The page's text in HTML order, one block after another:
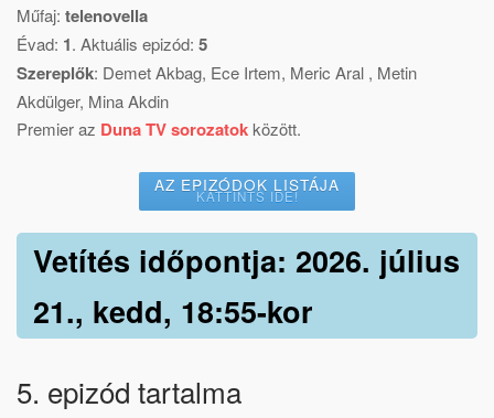
Műfaj: telenovella
Évad: 1. Aktuális epizód: 5
Szereplők: Demet Akbag, Ece Irtem, Meric Aral , Metin
Akdülger, Mina Akdin
Premier az Duna TV sorozatok között.
AZ EPIZÓDOK LISTÁJA
KATTINTS IDE!
Vetítés időpontja: 2026. július
21., kedd, 18:55-kor
5. epizód tartalma